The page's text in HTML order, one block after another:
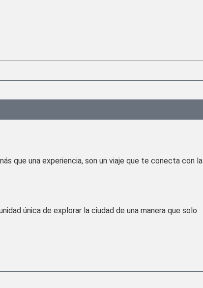
que una experiencia, son un viaje que te conecta con la
única de explorar la ciudad de una manera que solo